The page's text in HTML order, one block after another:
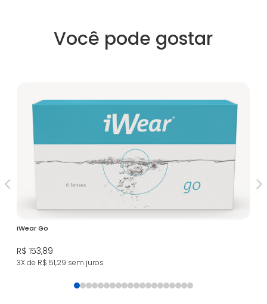
Você pode gostar
iWear Go
R$ 153,89
3X de R$ 51,29 sem juros